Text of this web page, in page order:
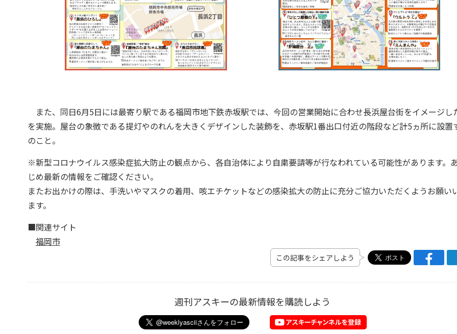
また、同日6月5日には最寄り駅である福岡市地下鉄赤坂駅では、今回の営業開始に合わせ長浜屋台街をイメージし
を実施。屋台の象徴である提灯やのれんを大きくデザインした装飾を、赤坂駅1番出口付近の階段など計5ヵ所に設置
のこと。
※新型コロナウイルス感染症拡大防止の観点から、各自治体により自粛要請等が行なわれている可能性があります。
じめ最新の情報をご確認ください。
またお出かけの際は、手洗いやマスクの着用、咳エチケットなどの感染拡大の防止に充分ご協力いただくようお願い
ます。
■関連サイト
福岡市
この記事をシェアしよう
週刊アスキーの最新情報を購読しよう